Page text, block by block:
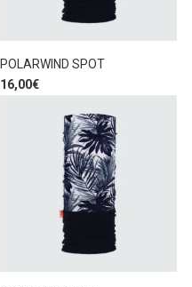
POLARWIND SPOT
16,00€